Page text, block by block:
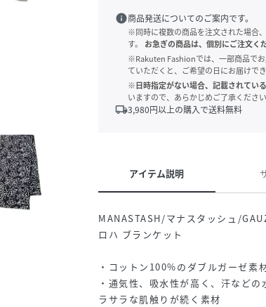
info商品発送についてのご案内です。
※同時に複数の商品を注文された場合
す。
お急ぎの商品は、個別にご注文く
※Rakuten Fashionでは、一部商品で
ていただくと、ご希望の日にお届けで
※日時指定がない場合、記載されてい
いますので、あらかじめご了承ください
local_shipping3,980円以上の購入で送料無料
アイテム説明
MANASTASH/マナスタッシュ/
ロハ ブランケット
・コットン100%のダブルガーゼ素
・通気性、吸水性が高く、汗など
ラサラな肌触りが続く素材